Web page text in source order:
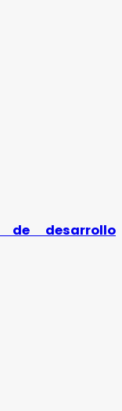
de desarrollo